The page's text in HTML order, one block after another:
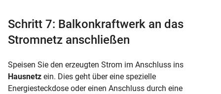
Schritt 7: Balkonkraftwerk an das
Stromnetz anschließen
Speisen Sie den erzeugten Strom im Anschluss ins
Hausnetz ein. Dies geht über eine spezielle
Energiesteckdose oder einen Anschluss durch eine